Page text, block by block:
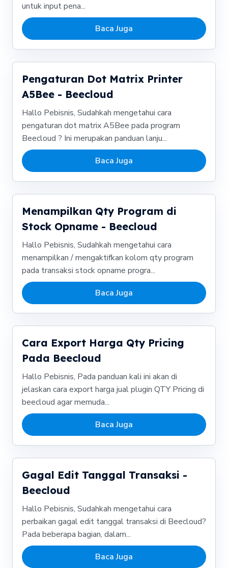
untuk input pena...
Baca Juga
Pengaturan Dot Matrix Printer
A5Bee - Beecloud
Hallo Pebisnis, Sudahkah mengetahui cara
pengaturan dot matrix A5Bee pada program
Beecloud ? Ini merupakan panduan lanju...
Baca Juga
Menampilkan Qty Program di
Stock Opname - Beecloud
Hallo Pebisnis, Sudahkah mengetahui cara
menampilkan / mengaktifkan kolom qty program
pada transaksi stock opname progra...
Baca Juga
Cara Export Harga Qty Pricing
Pada Beecloud
Hallo Pebisnis, Pada panduan kali ini akan di
jelaskan cara export harga jual plugin QTY Pricing di
beecloud agar memuda...
Baca Juga
Gagal Edit Tanggal Transaksi -
Beecloud
Hallo Pebisnis, Sudahkah mengetahui cara
perbaikan gagal edit tanggal transaksi di Beecloud?
Pada beberapa bagian, dalam...
Baca Juga